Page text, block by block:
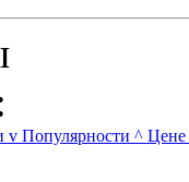
v Популярности ^ Цене